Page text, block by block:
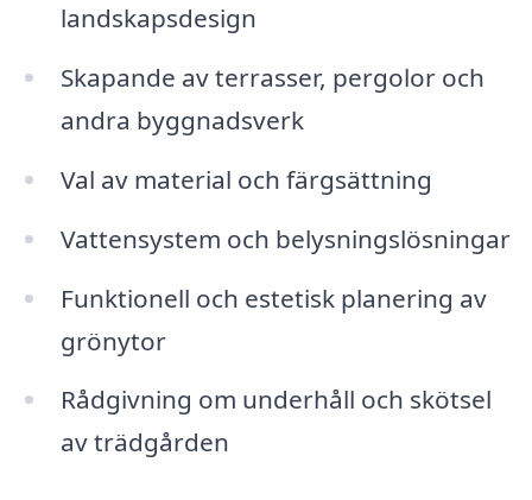
landskapsdesign
Skapande av terrasser, pergolor och
andra byggnadsverk
Val av material och färgsättning
Vattensystem och belysningslösningar
Funktionell och estetisk planering av
grönytor
Rådgivning om underhåll och skötsel
av trädgården